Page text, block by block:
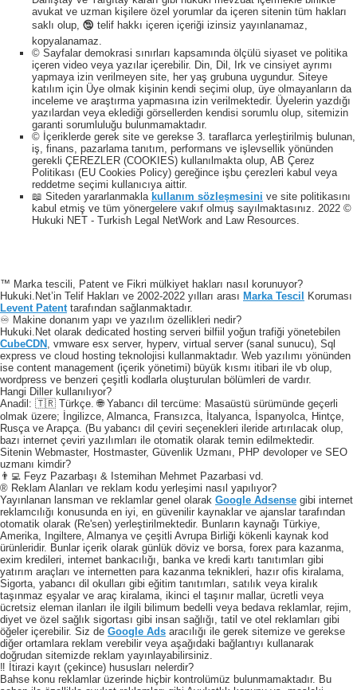
avukat ve uzman kişilere özel yorumlar da içeren sitenin tüm hakları
saklı olup, 🕲 telif hakkı içeren içeriği izinsiz yayınlanamaz,
kopyalanamaz.
© Sayfalar demokrasi sınırları kapsamında ölçülü siyaset ve politika
içeren video veya yazılar içerebilir. Din, Dil, Irk ve cinsiyet ayrımı
yapmaya izin verilmeyen site, her yaş grubuna uygundur. Siteye
katılım için Üye olmak kişinin kendi seçimi olup, üye olmayanların da
inceleme ve araştırma yapmasına izin verilmektedir. Üyelerin yazdığı
yazılardan veya eklediği görsellerden kendisi sorumlu olup, sitemizin
garanti sorumluluğu bulunmamaktadır.
© İçeriklerde gerek site ve gerekse 3. taraflarca yerleştirilmiş bulunan,
iş, finans, pazarlama tanıtım, performans ve işlevsellik yönünden
gerekli ÇEREZLER (COOKIES) kullanılmakta olup, AB Çerez
Politikası (EU Cookies Policy) gereğince işbu çerezleri kabul veya
reddetme seçimi kullanıcıya aittir.
📖 Siteden yararlanmakla kullanım sözleşmesini ve site politikasını
kabul etmiş ve tüm yönergelere vakıf olmuş sayılmaktasınız. 2022 ©
Hukuki NET - Turkish Legal NetWork and Law Resources.
™ Marka tescili, Patent ve Fikri mülkiyet hakları nasıl korunuyor?
Hukuki.Net’in Telif Hakları ve 2002-2022 yılları arası Marka Tescil
Koruması
Levent Patenttarafından sağlanmaktadır.
♾️ Makine donanım yapı ve yazılım özellikleri nedir?
Hukuki.Net olarak dedicated hosting serveri bilfiil yoğun trafiği yönetebilen
CubeCDN , vmware esx server, hyperv, virtual server (sanal sunucu), Sql
express ve cloud hosting teknolojisi kullanmaktadır. Web yazılımı yönünden
ise content management (içerik yönetimi) büyük kısmı itibari ile vb olup,
wordpress ve benzeri çeşitli kodlarla oluşturulan bölümleri de vardır.
Hangi Diller kullanılıyor?
Anadil: 🇹🇷 Türkçe. 🌐 Yabancı dil tercüme: Masaüstü sürümünde geçerli
olmak üzere; İngilizce, Almanca, Fransızca, İtalyanca, İspanyolca, Hintçe,
Rusça ve Arapça. (Bu yabancı dil çeviri seçenekleri ileride artırılacak olup,
bazı internet çeviri yazılımları ile otomatik olarak temin edilmektedir.
Sitenin Webmaster, Hostmaster, Güvenlik Uzmanı, PHP devoloper ve SEO
uzmanı kimdir?
👨‍💻 Feyz Pazarbaşı & Istemihan Mehmet Pazarbasi vd.
® Reklam Alanları ve reklam kodu yerleşimi nasıl yapılıyor?
Yayınlanan lansman ve reklamlar genel olarak Google Adsense gibi internet
reklamcılığı konusunda en iyi, en güvenilir kaynaklar ve ajanslar tarafından
otomatik olarak (Re'sen) yerleştirilmektedir. Bunların kaynağı Türkiye,
Amerika, Ingiltere, Almanya ve çeşitli Avrupa Birliği kökenli kaynak kod
ürünleridir. Bunlar içerik olarak günlük döviz ve borsa, forex para kazanma,
exim kredileri, internet bankacılığı, banka ve kredi kartı tanıtımları gibi
yatırım araçları ve internetten para kazanma teknikleri, hazır ofis kiralama,
Sigorta, yabancı dil okulları gibi eğitim tanıtımları, satılık veya kiralık
taşınmaz eşyalar ve araç kiralama, ikinci el taşınır mallar, ücretli veya
ücretsiz eleman ilanları ile ilgili bilimum bedelli veya bedava reklamlar, rejim,
diyet ve özel sağlık sigortası gibi insan sağlığı, tatil ve otel reklamları gibi
öğeler içerebilir. Siz de Google Ads aracılığı ile gerek sitemize ve gerekse
diğer ortamlara reklam verebilir veya aşağıdaki bağlantıyı kullanarak
doğrudan sitemizde reklam yayınlayabilirsiniz.
‼️ İtirazi kayıt (çekince) hususları nelerdir?
Bahse konu reklamlar üzerinde hiçbir kontrolümüz bulunmamaktadır. Bu